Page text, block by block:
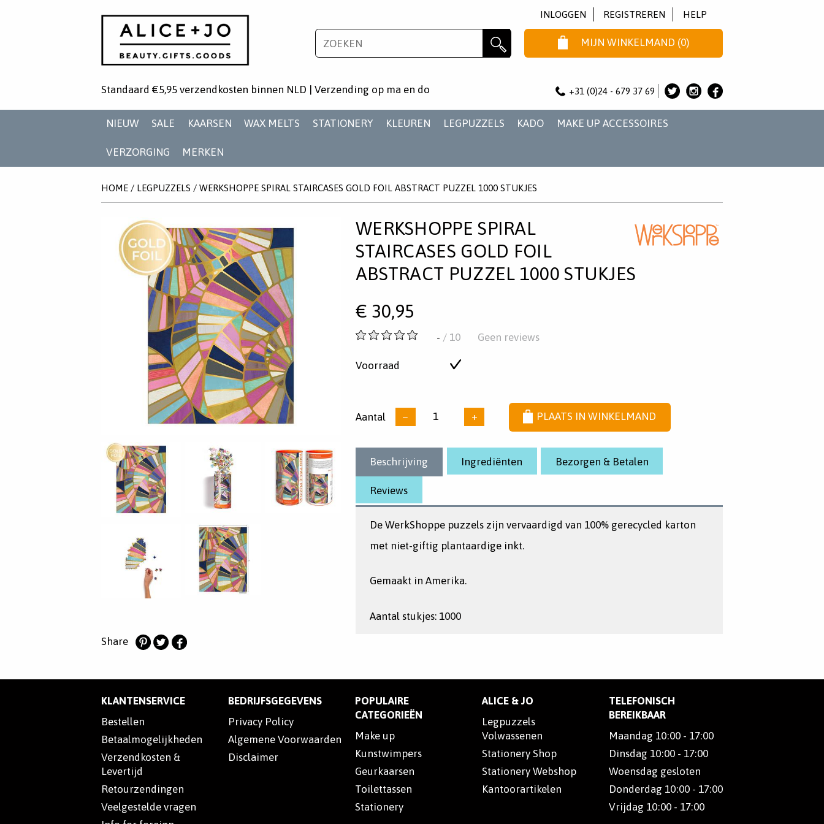
INLOGGEN REGISTREREN HELP
MIJN WINKELMAND (0)
Standaard €5,95 verzendkosten binnen NLD | Verzending op ma en do
+31 (0)24 - 679 37 69
NIEUW SALE KAARSEN WAX MELTS STATIONERY KLEUREN LEGPUZZELS KADO MAKE UP ACCESSOIRES
VERZORGING MERKEN
HOME/ LEGPUZZELS / WERKSHOPPE SPIRAL STAIRCASES GOLD FOIL ABSTRACT PUZZEL 1000 STUKJES
Share
WERKSHOPPE SPIRAL
STAIRCASES GOLD FOIL
ABSTRACT PUZZEL 1000 STUKJES
€ 30,95
-
5
- / 10 Geen reviews
Voorraad
Aantal − + PLAATS IN WINKELMAND
Beschrijving Ingrediënten Bezorgen & Betalen
Reviews
De WerkShoppe puzzels zijn vervaardigd van 100% gerecycled karton
met niet-giftig plantaardige inkt.
Gemaakt in Amerika.
Aantal stukjes: 1000
NIEUWSBRIEF
Wil je als eerste op de hoogste zijn van het laatste
nieuws en aanbiedingen?
AANMELDEN
KLANTENSERVICE
Bestellen
Betaalmogelijkheden
Verzendkosten &
Levertijd
Retourzendingen
Veelgestelde vragen
BEDRIJFSGEGEVENS
Privacy Policy
Algemene Voorwaarden
Disclaimer
POPULAIRE
CATEGORIEËN
Make up
Kunstwimpers
Geurkaarsen
Toilettassen
Stationery
ALICE & JO
Legpuzzels
Volwassenen
Stationery Shop
Stationery Webshop
Kantoorartikelen
TELEFONISCH
BEREIKBAAR
Maandag 10:00 - 17:00
Dinsdag 10:00 - 17:00
Woensdag gesloten
Donderdag 10:00 - 17:00
Vrijdag 10:00 - 17:00